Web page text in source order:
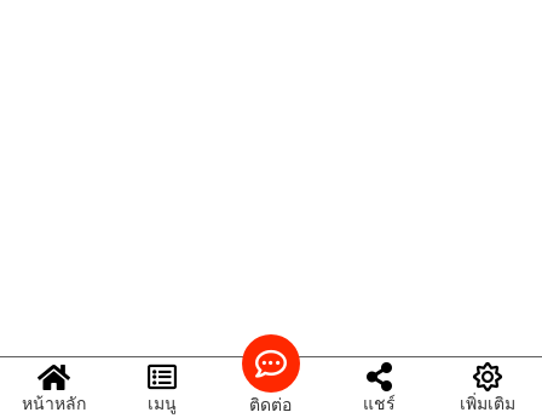
หน้าหลัก เมนู ติดต่อ แชร์ เพิ่มเติม